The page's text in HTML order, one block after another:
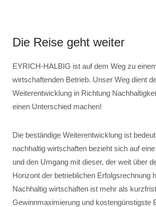
Die Reise geht weiter
EYRICH-HALBIG ist auf dem Weg zu
wirtschaftenden Betrieb. Unser Weg dient
Weiterentwicklung in Richtung
einen Unterschied machen!
Die beständige Weiterentwicklung ist
nachhaltig wirtschaften bezieht sich auf
und den Umgang mit dieser, der weit über
Horizont der betrieblichen Erfolgsrechnung
Nachhaltig wirtschaften ist mehr als
Gewinnmaximierung und kostengünstigste